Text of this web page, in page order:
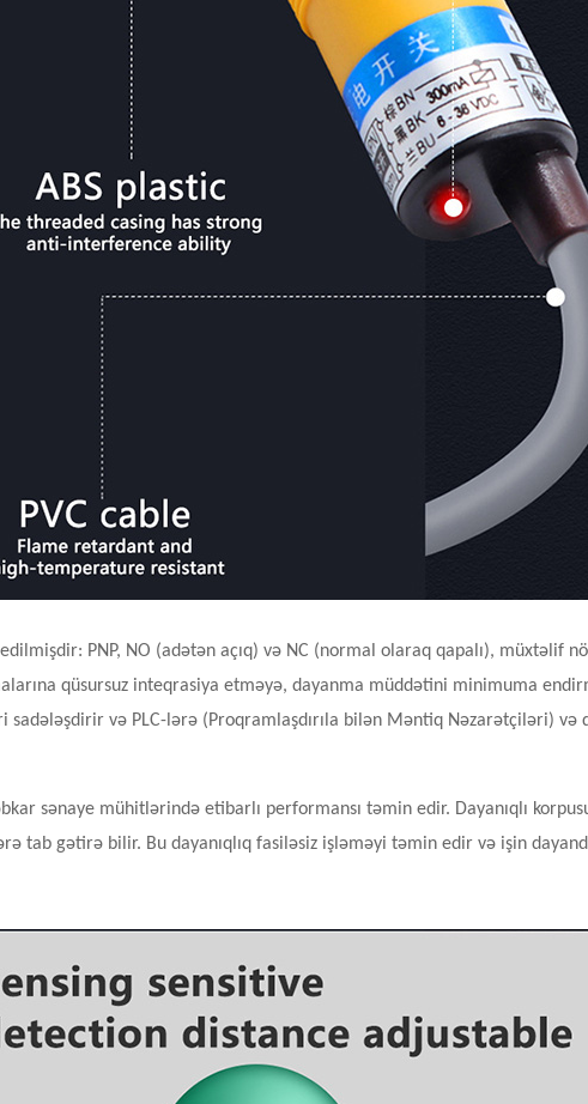
PNP, NO (adətən açıq) və NC (normal olaraq qapalı), müxtəlif
qüsursuz inteqrasiya etməyə, dayanma müddətini minimuma
sadələşdirir və PLC-lərə (Proqramlaşdırıla bilən Məntiq Nəzarətçiləri)
sənaye mühitlərində etibarlı performansı təmin edir. Dayanıqlı
tab gətirə bilir. Bu dayanıqlıq fasiləsiz işləməyi təmin edir və işin